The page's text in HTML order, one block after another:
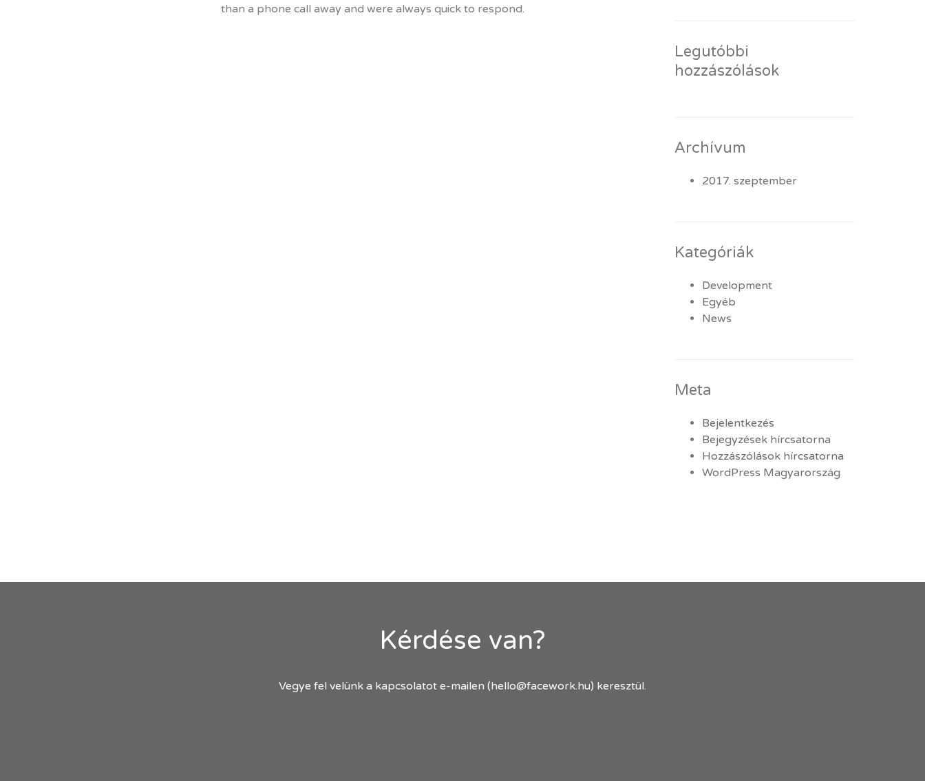
than a phone call away and were always quick to respond.
Legutóbbi
hozzászólások
Archívum
2017. szeptember
Kategóriák
Development
Egyéb
News
Meta
Bejelentkezés
Bejegyzések hírcsatorna
Hozzászólások hírcsatorna
WordPress Magyarország
Kérdése van?
Vegye fel velünk a kapcsolatot e-mailen (hello@facework.hu) keresztül.